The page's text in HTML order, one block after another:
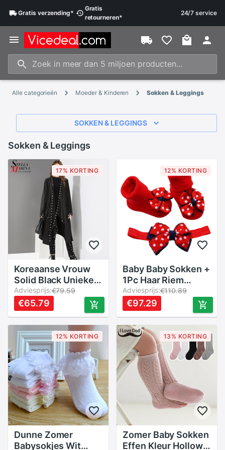
Gratisverzending*
Gratis
retourneren*
24/7 service
Alle categorieën Moeder & Kinderen Sokken & Leggings
SOKKEN & LEGGINGS
Sokken & Leggings
17% KORTING
Koreaanse Vrouw
Solid Black Unieke
Cape Stijl Jas Open
Big Size Lange Tape
Metalen Gaten
Dames Losse Jas
mantel 3843
Adviesprijs:€79.59
€65.79
12% KORTING
Baby Baby Sokken +
1Pc Haar Riem
Peuter Meisjes
Boog Golf Punt
Anti-Slip Sokken
Applique Zachte
Leuke baby Sokken
Comfortabele
Adviesprijs:€110.89
€97.29
12% KORTING
Dunne Zomer
Babysokjes Wit
13% KORTING
Zomer Baby Sokken
Effen Kleur Hollow